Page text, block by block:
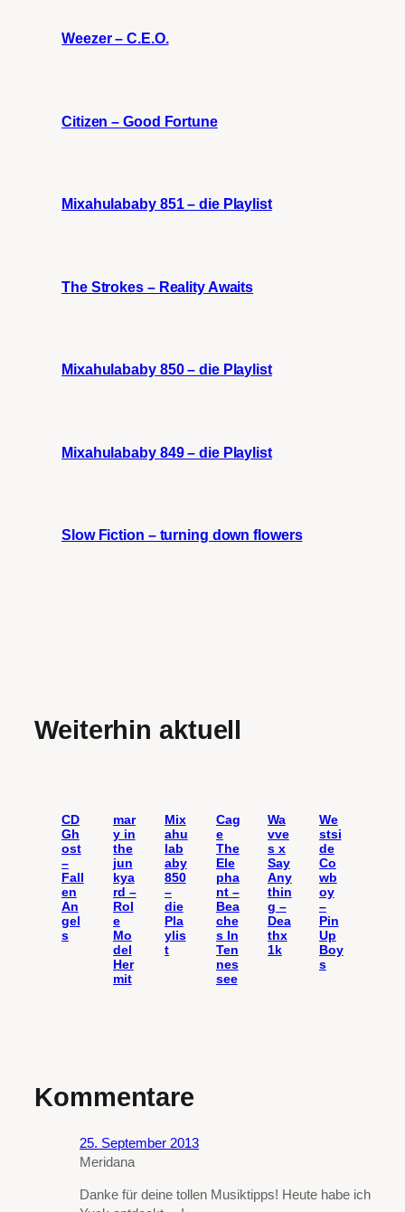
Weezer – C.E.O.
Citizen – Good Fortune
Mixahulababy 851 – die Playlist
The Strokes – Reality Awaits
Mixahulababy 850 – die Playlist
Mixahulababy 849 – die Playlist
Slow Fiction – turning down flowers
Weiterhin aktuell
CD
Gh
ost
–
Fall
en
An
gel
s
mar
y in
the
jun
kya
rd –
Rol
e
Mo
del
Her
mit
Mix
ahu
lab
aby
850
–
die
Pla
ylis
t
Cag
e
The
Ele
pha
nt –
Bea
che
s In
Ten
nes
see
Wa
vve
s x
Say
Any
thin
g –
Dea
thx
1k
We
stsi
de
Co
wb
oy
–
Pin
Up
Boy
s
Kommentare
25. September 2013
Meridana
Danke für deine tollen Musiktipps! Heute habe ich